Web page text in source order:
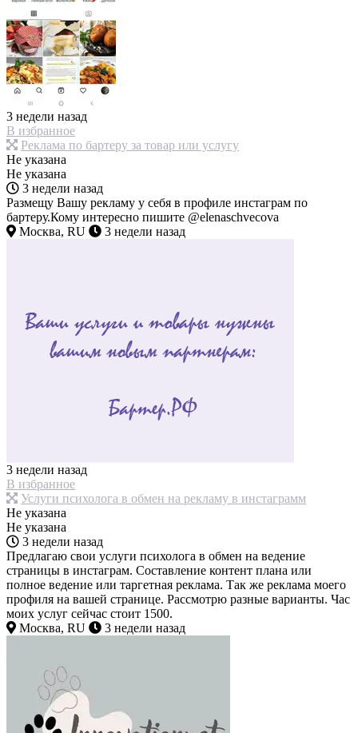
3 недели назад
В избранное
Реклама по бартеру за товар или услугу
Не указана
Не указана
3 недели назад
Размещу Вашу рекламу у себя в профиле инстаграм по
бартеру.Кому интересно пишите @elenaschvecova
Москва, RU
3 недели назад
3 недели назад
В избранное
Услуги психолога в обмен на рекламу в инстаграмм
Не указана
Не указана
3 недели назад
Предлагаю свои услуги психолога в обмен на ведение
страницы в инстаграм. Составление контент плана или
полное ведение или таргетная реклама. Так же реклама моего
профиля на вашей странице. Рассмотрю разные варианты. Час
моих услуг сейчас стоит 1500.
Москва, RU
3 недели назад